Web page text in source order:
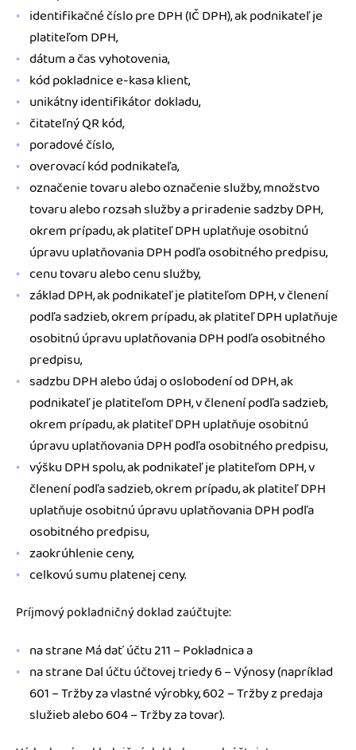
identifikačné číslo pre DPH (IČ DPH), ak podnikateľ je
platiteľom DPH,
dátum a čas vyhotovenia,
kód pokladnice e-kasa klient,
unikátny identifikátor dokladu,
čitateľný QR kód,
poradové číslo,
overovací kód podnikateľa,
označenie tovaru alebo označenie služby, množstvo
tovaru alebo rozsah služby a priradenie sadzby DPH,
okrem prípadu, ak platiteľ DPH uplatňuje osobitnú
úpravu uplatňovania DPH podľa osobitného predpisu,
cenu tovaru alebo cenu služby,
základ DPH, ak podnikateľ je platiteľom DPH, v členení
podľa sadzieb, okrem prípadu, ak platiteľ DPH uplatňuje
osobitnú úpravu uplatňovania DPH podľa osobitného
predpisu,
sadzbu DPH alebo údaj o oslobodení od DPH, ak
podnikateľ je platiteľom DPH, v členení podľa sadzieb,
okrem prípadu, ak platiteľ DPH uplatňuje osobitnú
úpravu uplatňovania DPH podľa osobitného predpisu,
výšku DPH spolu, ak podnikateľ je platiteľom DPH, v
členení podľa sadzieb, okrem prípadu, ak platiteľ DPH
uplatňuje osobitnú úpravu uplatňovania DPH podľa
osobitného predpisu,
zaokrúhlenie ceny,
celkovú sumu platenej ceny.
Príjmový pokladničný doklad zaúčtujte:
na strane Má dať účtu 211 – Pokladnica a
na strane Dal účtu účtovej triedy 6 – Výnosy (napríklad
601 – Tržby za vlastné výrobky, 602 – Tržby z predaja
služieb alebo 604 – Tržby za tovar).